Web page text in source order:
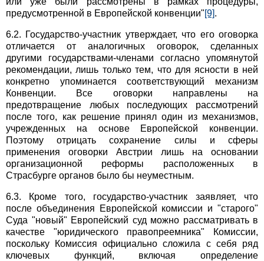
предусмотренной в Европейской конвенции"[9].
6.2. Государство-участник утверждает, что его оговорка
отличается от аналогичных оговорок, сделанных
другими государствами-членами согласно упомянутой
рекомендации, лишь только тем, что для ясности в ней
конкретно упоминается соответствующий механизм
Конвенции. Все оговорки направлены на
предотвращение любых последующих рассмотрений
после того, как решение принял один из механизмов,
учрежденных на основе Европейской конвенции.
Поэтому отрицать сохранение силы и сферы
применения оговорки Австрии лишь на основании
организационной реформы расположенных в
Страсбурге органов было бы неуместным.
6.3. Кроме того, государство-участник заявляет, что
после объединения Европейской комиссии и "старого"
Суда "новый" Европейский суд можно рассматривать в
качестве "юридического правопреемника" Комиссии,
поскольку Комиссия официально сложила с себя ряд
ключевых функций, включая определение